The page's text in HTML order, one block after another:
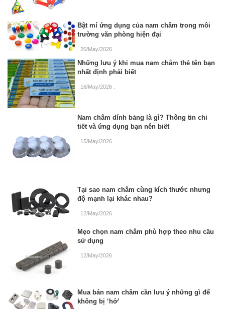
Bật mí ứng dụng của nam châm trong môi
trường văn phòng hiện đại
20/May/2026
Những lưu ý khi mua nam châm thẻ tên bạn
nhất định phải biết
16/May/2026
Nam châm dính bảng là gì? Thông tin chi
tiết và ứng dụng bạn nên biết
15/May/2026
Tại sao nam châm cùng kích thước nhưng
độ mạnh lại khác nhau?
12/May/2026
Mẹo chọn nam châm phù hợp theo nhu cầu
sử dụng
12/May/2026 .
Mua bán nam châm cần lưu ý những gì để
không bị ‘hớ’